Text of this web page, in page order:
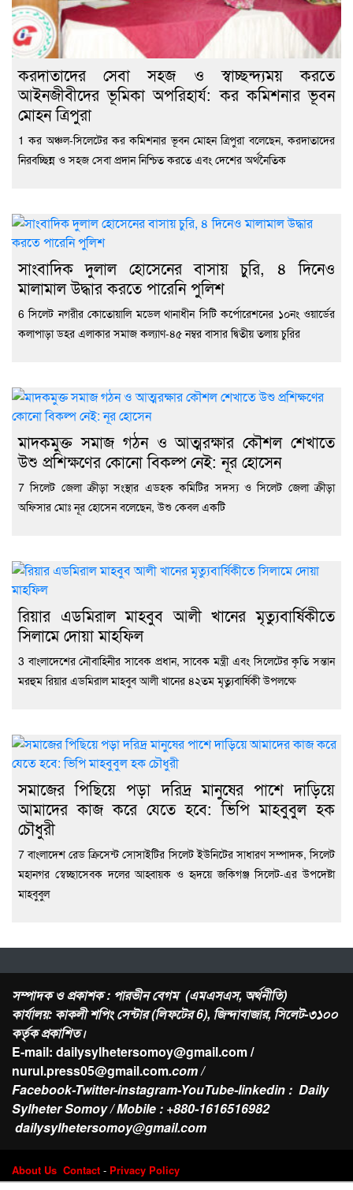
করদাতাদের সেবা সহজ ও স্বাচ্ছন্দ্যময় করতে
আইনজীবীদের ভূমিকা অপরিহার্য: কর কমিশনার ভূবন
মোহন ত্রিপুরা
1 কর অঞ্চল-সিলেটের কর কমিশনার ভূবন মোহন ত্রিপুরা বলেছেন, করদাতাদের
নিরবচ্ছিন্ন ও সহজ সেবা প্রদান নিশ্চিত করতে এবং দেশের অর্থনৈতিক
সাংবাদিক দুলাল হোসেনের বাসায় চুরি, ৪ দিনেও
মালামাল উদ্ধার করতে পারেনি পুলিশ
6 সিলেট নগরীর কোতোয়ালি মডেল থানাধীন সিটি কর্পোরেশনের ১০নং ওয়ার্ডের
কলাপাড়া ডহর এলাকার সমাজ কল্যাণ-৪৫ নম্বর বাসার দ্বিতীয় তলায় চুরির
মাদকমুক্ত সমাজ গঠন ও আত্মরক্ষার কৌশল শেখাতে
উশু প্রশিক্ষণের কোনো বিকল্প নেই: নূর হোসেন
7 সিলেট জেলা ক্রীড়া সংস্থার এডহক কমিটির সদস্য ও সিলেট জেলা ক্রীড়া
অফিসার মোঃ নূর হোসেন বলেছেন, উশু কেবল একটি
রিয়ার এডমিরাল মাহবুব আলী খানের মৃত্যুবার্ষিকীতে
সিলামে দোয়া মাহফিল
3 বাংলাদেশের নৌবাহিনীর সাবেক প্রধান, সাবেক মন্ত্রী এবং সিলেটের কৃতি সন্তান
মরহুম রিয়ার এডমিরাল মাহবুব আলী খানের ৪২তম মৃত্যুবার্ষিকী উপলক্ষে
সমাজের পিছিয়ে পড়া দরিদ্র মানুষের পাশে দাড়িয়ে
আমাদের কাজ করে যেতে হবে: ভিপি মাহবুবুল হক
চৌধুরী
7 বাংলাদেশ রেড ক্রিসেন্ট সোসাইটির সিলেট ইউনিটের সাধারণ সম্পাদক, সিলেট
মহানগর স্বেচ্ছাসেবক দলের আহ্বায়ক ও হৃদয়ে জকিগঞ্জ সিলেট-এর উপদেষ্টা
মাহবুবুল
সম্পাদক ও প্রকাশক : পারভীন বেগম (এমএসএস, অর্থনীতি)
কার্যালয়: কাকলী শপিং সেন্টার (লিফটের 6), জিন্দাবাজার, সিলেট-৩১০০
কর্তৃক প্রকাশিত।
E-mail: dailysylhetersomoy@gmail.com /
nurul.press05@gmail.com.com /
Facebook-Twitter-instagram-YouTube-linkedin : Daily
Sylheter Somoy / Mobile : +880-1616516982
dailysylhetersomoy@gmail.com
About Us Contact - Privacy Policy
Design & Developed byWeb Nest